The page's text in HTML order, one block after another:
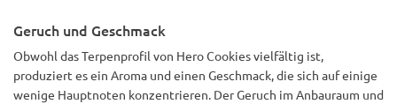
Geruch und Geschmack
Obwohl das Terpenprofil von Hero Cookies vielfältig ist,
produziert es ein Aroma und einen Geschmack, die sich auf einige
wenige Hauptnoten konzentrieren. Der Geruch im Anbauraum und